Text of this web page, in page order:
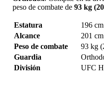
peso de combate de 93 kg
Estatura
196
Alcance
201
Peso de combate
93 kg
Guardia
División
UFC